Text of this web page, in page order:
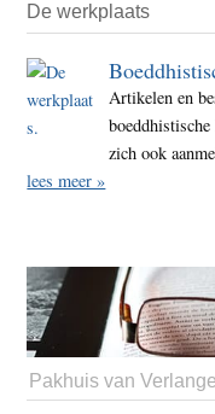
De werkplaats
Artikelen en
zich ook
lees meer »
Pakhuis van